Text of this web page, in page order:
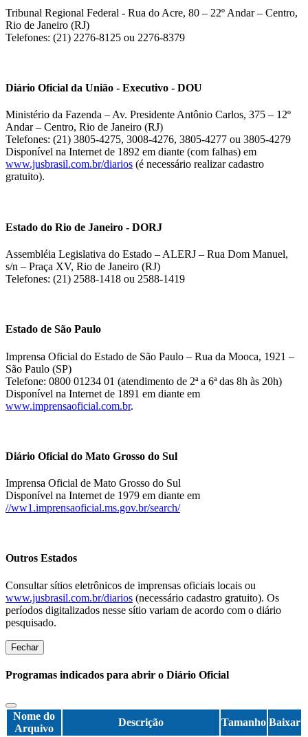
Tribunal Regional Federal - Rua do Acre, 80 – 22º Andar – Centro,
Rio de Janeiro (RJ)
Telefones: (21) 2276-8125 ou 2276-8379
Diário Oficial da União - Executivo - DOU
Ministério da Fazenda – Av. Presidente Antônio Carlos, 375 – 12º
Andar – Centro, Rio de Janeiro (RJ)
Telefones: (21) 3805-4275, 3008-4276, 3805-4277 ou 3805-4279
Disponível na Internet de 1892 em diante (com falhas) em
www.jusbrasil.com.br/diarios (é necessário realizar cadastro
gratuito).
Estado do Rio de Janeiro - DORJ
Assembléia Legislativa do Estado – ALERJ – Rua Dom Manuel,
s/n – Praça XV, Rio de Janeiro (RJ)
Telefones: (21) 2588-1418 ou 2588-1419
Estado de São Paulo
Imprensa Oficial do Estado de São Paulo – Rua da Mooca, 1921 –
São Paulo (SP)
Telefone: 0800 01234 01 (atendimento de 2ª a 6ª das 8h às 20h)
Disponível na Internet de 1891 em diante em
www.imprensaoficial.com.br.
Diário Oficial do Mato Grosso do Sul
Imprensa Oficial de Mato Grosso do Sul
Disponível na Internet de 1979 em diante em
//ww1.imprensaoficial.ms.gov.br/search/
Outros Estados
Consultar sítios eletrônicos de imprensas oficiais locais ou
www.jusbrasil.com.br/diarios (necessário cadastro gratuito). Os
períodos digitalizados nesse sítio variam de acordo com o diário
pesquisado.
Fechar
Programas indicados para abrir o Diário Oficial
Nome do
Arquivo
Descrição Tamanho Baixar